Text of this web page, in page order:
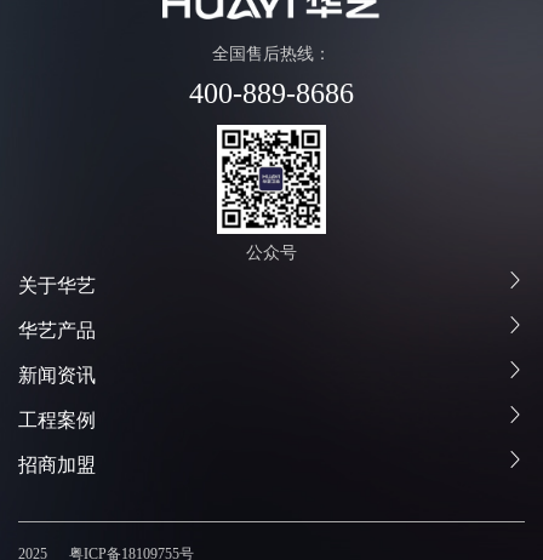
全国售后热线：
400-889-8686
公众号
关于华艺
华艺产品
新闻资讯
工程案例
招商加盟
2025 粤ICP备18109755号